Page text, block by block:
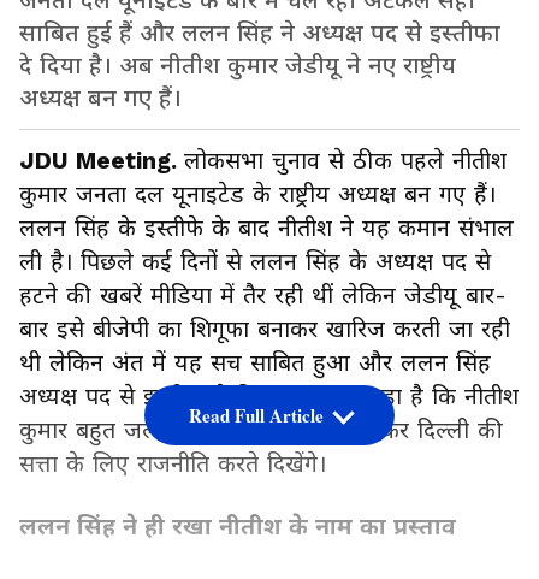
साबित हुई हैं और ललन सिंह ने अध्यक्ष पद से इस्तीफा
दे दिया है। अब नीतीश कुमार जेडीयू ने नए राष्ट्रीय
अध्यक्ष बन गए हैं।
JDU Meeting. लोकसभा चुनाव से ठीक पहले नीतीश
कुमार जनता दल यूनाइटेड के राष्ट्रीय अध्यक्ष बन गए हैं।
ललन सिंह के इस्तीफे के बाद नीतीश ने यह कमान संभाल
ली है। पिछले कई दिनों से ललन सिंह के अध्यक्ष पद से
हटने की खबरें मीडिया में तैर रही थीं लेकिन जेडीयू बार-
बार इसे बीजेपी का शिगूफा बनाकर खारिज करती जा रही
थी लेकिन अंत में यह सच साबित हुआ और ललन सिंह
अध्यक्ष पद से इस्तीफा दे दिया। माना जा रहा है कि नीतीश
कुमार बहुत जल्द बिहार की राजनीति छोड़कर दिल्ली की
सत्ता के लिए राजनीति करते दिखेंगे।
ललन सिंह ने ही रखा नीतीश के नाम का प्रस्ताव
Read Full Article